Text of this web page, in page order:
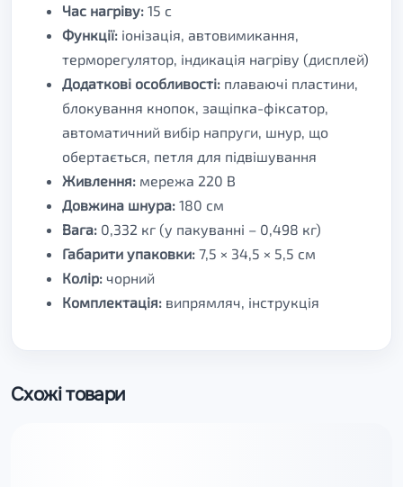
Час нагріву: 15 с
Функції: іонізація, автовимикання,
терморегулятор, індикація нагріву (дисплей)
Додаткові особливості: плаваючі пластини,
блокування кнопок, защіпка-фіксатор,
автоматичний вибір напруги, шнур, що
обертається, петля для підвішування
Живлення: мережа 220 В
Довжина шнура: 180 см
Вага: 0,332 кг (у пакуванні – 0,498 кг)
Габарити упаковки: 7,5 × 34,5 × 5,5 см
Колір: чорний
Комплектація: випрямляч, інструкція
Схожі товари